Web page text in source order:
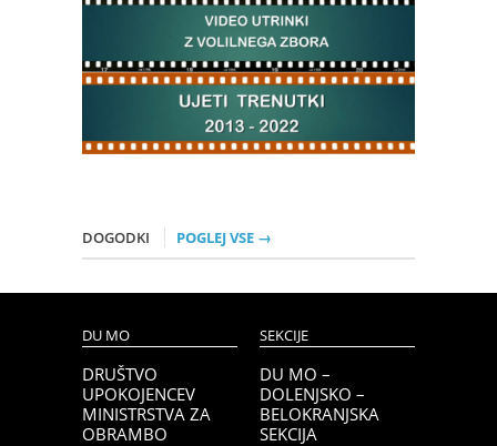
DOGODKI POGLEJ VSE →
DU MO
DRUŠTVO
UPOKOJENCEV
MINISTRSTVA ZA
OBRAMBO
SEKCIJE
DU MO –
DOLENJSKO –
BELOKRANJSKA
SEKCIJA